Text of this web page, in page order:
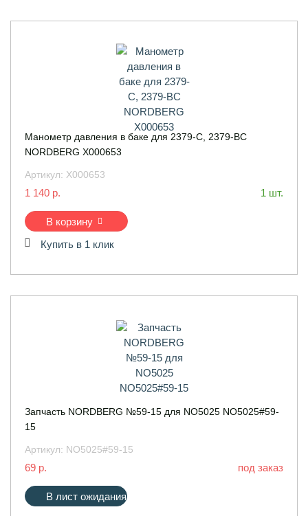
Манометр давления в баке для 2379-C, 2379-BC
NORDBERG X000653
Артикул: X000653
1 140 р. 1 шт.
В корзину
Купить в 1 клик
Запчасть NORDBERG №59-15 для NO5025 NO5025#59-
15
Артикул: NO5025#59-15
69 р. под заказ
В лист ожидания